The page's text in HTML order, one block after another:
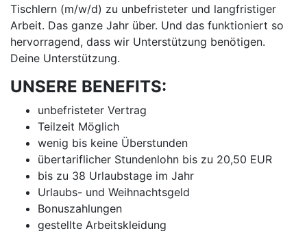
Tischlern (m/w/d) zu unbefristeter und langfristiger
Arbeit. Das ganze Jahr über. Und das funktioniert so
hervorragend, dass wir Unterstützung benötigen.
Deine Unterstützung.
UNSERE BENEFITS:
unbefristeter Vertrag
Teilzeit Möglich
wenig bis keine Überstunden
übertariflicher Stundenlohn bis zu 20,50 EUR
bis zu 38 Urlaubstage im Jahr
Urlaubs- und Weihnachtsgeld
Bonuszahlungen
gestellte Arbeitskleidung